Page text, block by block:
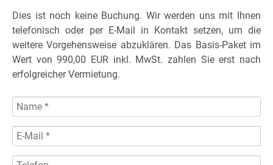
Dies ist noch keine Buchung. Wir werden uns mit Ihnen
telefonisch oder per E-Mail in Kontakt setzen, um die
weitere Vorgehensweise abzuklären. Das Basis-Paket im
Wert von 990,00 EUR inkl. MwSt. zahlen Sie erst nach
erfolgreicher Vermietung.